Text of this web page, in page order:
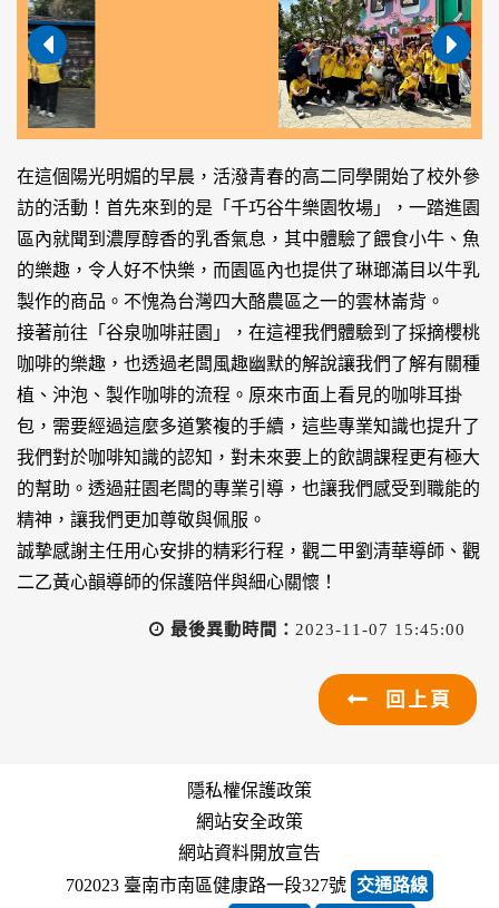
在這個陽光明媚的早晨，活潑青春的高二同學開始了校外參
訪的活動！首先來到的是「千巧谷牛樂園牧場」，一踏進園
區內就聞到濃厚醇香的乳香氣息，其中體驗了餵食小牛、魚
的樂趣，令人好不快樂，而園區內也提供了琳瑯滿目以牛乳
製作的商品。不愧為台灣四大酪農區之一的雲林崙背。
接著前往「谷泉咖啡莊園」，在這裡我們體驗到了採摘櫻桃
咖啡的樂趣，也透過老闆風趣幽默的解說讓我們了解有關種
植、沖泡、製作咖啡的流程。原來市面上看見的咖啡耳掛
包，需要經過這麼多道繁複的手續，這些專業知識也提升了
我們對於咖啡知識的認知，對未來要上的飲調課程更有極大
的幫助。透過莊園老闆的專業引導，也讓我們感受到職能的
精神，讓我們更加尊敬與佩服。
誠摯感謝主任用心安排的精彩行程，觀二甲劉清華導師、觀
二乙黃心韻導師的保護陪伴與細心關懷！
最後異動時間： 2023-11-07 15:45:00
回上頁
隱私權保護政策
網站安全政策
網站資料開放宣告
702023 臺南市南區健康路一段327號 交通路線